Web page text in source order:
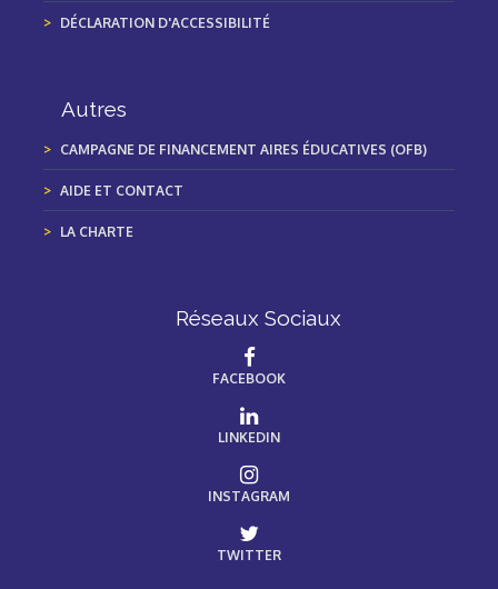
DÉCLARATION D'ACCESSIBILITÉ
Autres
CAMPAGNE DE FINANCEMENT AIRES ÉDUCATIVES (OFB)
AIDE ET CONTACT
LA CHARTE
Réseaux Sociaux
FACEBOOK
LINKEDIN
INSTAGRAM
TWITTER